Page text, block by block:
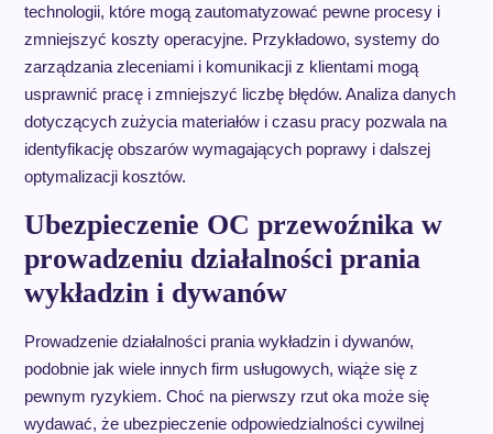
technologii, które mogą zautomatyzować pewne procesy i
zmniejszyć koszty operacyjne. Przykładowo, systemy do
zarządzania zleceniami i komunikacji z klientami mogą
usprawnić pracę i zmniejszyć liczbę błędów. Analiza danych
dotyczących zużycia materiałów i czasu pracy pozwala na
identyfikację obszarów wymagających poprawy i dalszej
optymalizacji kosztów.
Ubezpieczenie OC przewoźnika w
prowadzeniu działalności prania
wykładzin i dywanów
Prowadzenie działalności prania wykładzin i dywanów,
podobnie jak wiele innych firm usługowych, wiąże się z
pewnym ryzykiem. Choć na pierwszy rzut oka może się
wydawać, że ubezpieczenie odpowiedzialności cywilnej